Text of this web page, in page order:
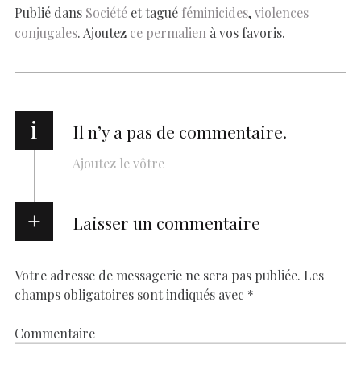
o
k
p
p
n er n
k
Publié dans Société et tagué féminicides,violences
conjugales. Ajoutez ce permalien à vos favoris.
i Il n’y a pas de commentaire.
Ajoutez le vôtre
Laisser un commentaire
Votre adresse de messagerie ne sera pas publiée. Les
champs obligatoires sont indiqués avec *
Commentaire